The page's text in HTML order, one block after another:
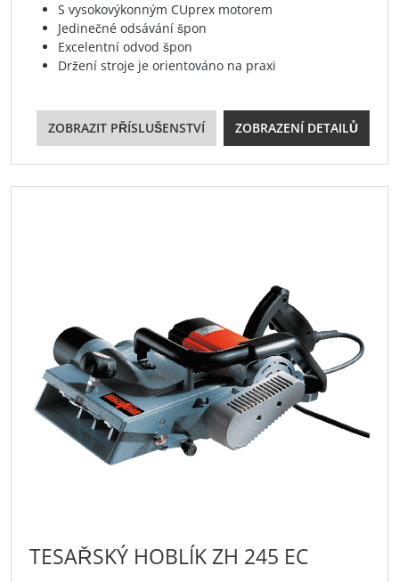
S vysokovýkonným CUprex motorem
Jedinečné odsávání špon
Excelentní odvod špon
Držení stroje je orientováno na praxi
ZOBRAZIT PŘÍSLUŠENSTVÍ ZOBRAZENÍ DETAILŮ
TESAŘSKÝ HOBLÍK ZH 245 EC